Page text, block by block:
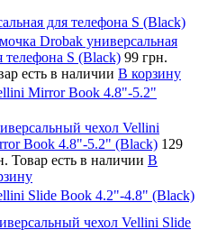
для телефона S (Black)
Drobak универсальная
телефона S (Black) 99 грн.
есть в наличии В корзину
Mirror Book 4.8"-5.2"
чехол Vellini
Book 4.8"-5.2" (Black) 129
Товар есть в наличии В
Slide Book 4.2"-4.8" (Black)
чехол Vellini Slide